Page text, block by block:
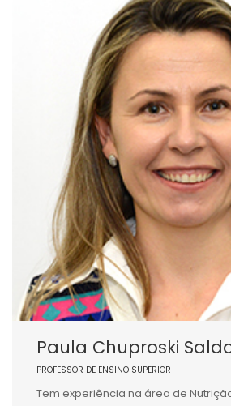
Paula Chuproski
PROFESSOR DE ENSINO SUPERIOR
Tem experiência na área de